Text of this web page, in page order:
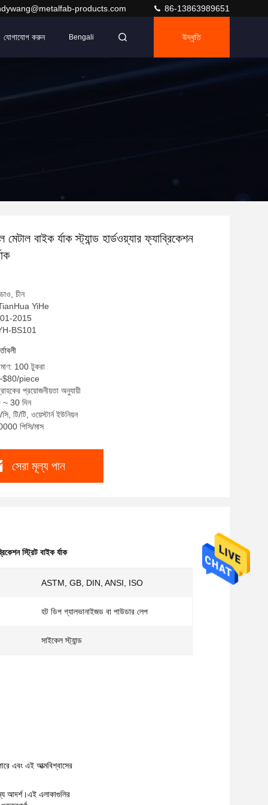
products.com 86-13863989651
যোগাযোগ করুন Bengali উদ্ধৃতি
মেটাল বাইক র্যাক স্ট্যান্ড হার্ডওয়্যার ফ্যাব্রিকেশন
চীন
TianHua YiHe
2015
BS101
100 টুকরা
piece
প্রয়োজনীয়তা অনুযায়ী
~ 30 দিন
টি/টি, ওয়েস্টার্ন ইউনিয়ন
পিসি/মাস
সেরা মূল্য পান
স্ট্রিট বাইক র্যাক
ASTM, GB, DIN, ANSI, ISO
হট ডিপ গ্যালভানাইজড বা পাউডার লেপ
সাইকেল স্ট্যান্ড
এবং এই আত্মবিশ্বাসের
আদর্শ।এই এলাকাগুলির